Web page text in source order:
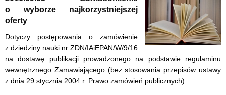
o wyborze najkorzystniejszej
oferty
Dotyczy postępowania o zamówienie
z dziedziny nauki nr ZDN/IAiEPAN/W/9/16
na dostawę publikacji prowadzonego na podstawie regulaminu
wewnętrznego Zamawiającego (bez stosowania przepisów ustawy
z dnia 29 stycznia 2004 r. Prawo zamówień publicznych).